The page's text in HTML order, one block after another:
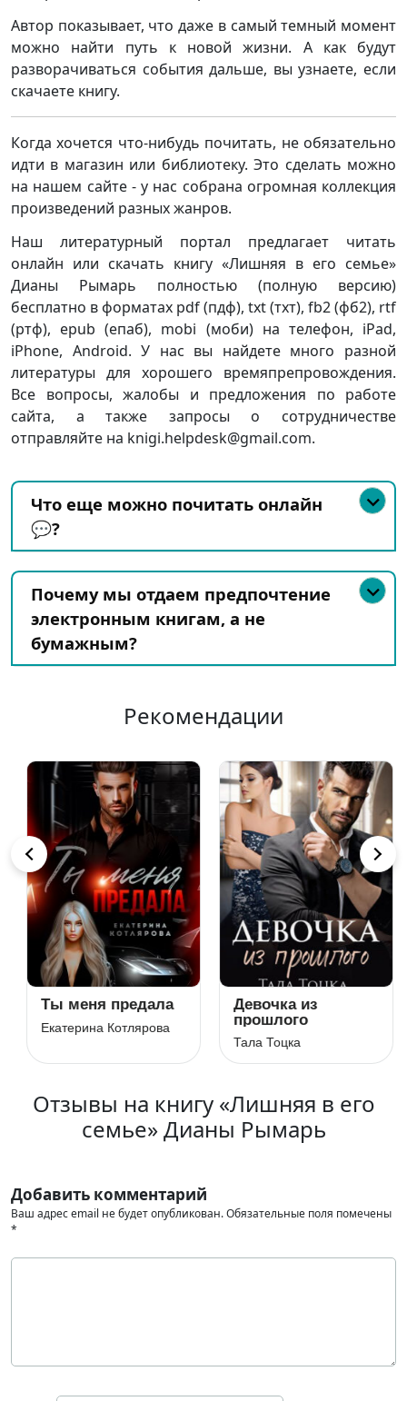
Автор показывает, что даже в самый темный момент
можно найти путь к новой жизни. А как будут
разворачиваться события дальше, вы узнаете, если
скачаете книгу.
Когда хочется что-нибудь почитать, не обязательно
идти в магазин или библиотеку. Это сделать можно
на нашем сайте - у нас собрана огромная коллекция
произведений разных жанров.
Наш литературный портал предлагает читать
онлайн или скачать книгу «Лишняя в его семье»
Дианы Рымарь полностью (полную версию)
бесплатно в форматах pdf (пдф), txt (тхт), fb2 (фб2), rtf
(ртф), epub (епаб), mobi (моби) на телефон, iPad,
iPhone, Android. У нас вы найдете много разной
литературы для хорошего времяпрепровождения.
Все вопросы, жалобы и предложения по работе
сайта, а также запросы о сотрудничестве
отправляйте на knigi.helpdesk@gmail.com.
Что еще можно почитать онлайн
💬?
Почему мы отдаем предпочтение
электронным книгам, а не
бумажным?
Рекомендации
Ты меня предала
Екатерина Котлярова
Девочка из
прошлого
Тала Тоцка
Отзывы на книгу «Лишняя в его
семье» Дианы Рымарь
Добавить комментарий
Ваш адрес email не будет опубликован.Обязательные поля помечены
*